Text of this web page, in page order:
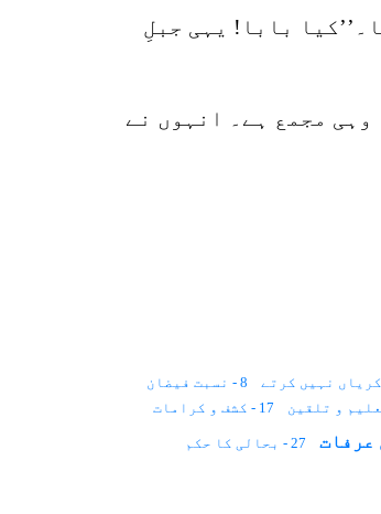
بابا! یہی جبلِ
مجمع ہے۔ انہوں نے
8 - نسبت فیضان
17 - کشف و کرامات
27 - بحالی کا حکم